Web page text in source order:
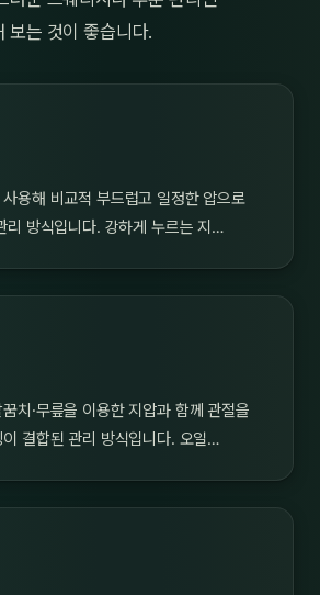
보는 것이 좋습니다.
용해 비교적 부드럽고 일정한 압으로
리 방식입니다. 강하게 누르는 지…
치·무릎을 이용한 지압과 함께 관절을
결합된 관리 방식입니다. 오일…